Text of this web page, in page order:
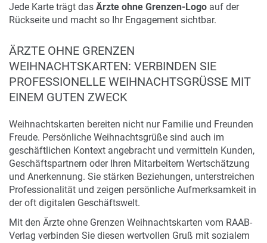
Jede Karte trägt das Ärzte ohne Grenzen-Logo auf der
Rückseite und macht so Ihr Engagement sichtbar.
ÄRZTE OHNE GRENZEN
WEIHNACHTSKARTEN: VERBINDEN SIE
PROFESSIONELLE WEIHNACHTSGRÜSSE MIT E
INEM GUTEN ZWECK
Weihnachtskarten bereiten nicht nur Familie und Freunden
Freude. Persönliche Weihnachtsgrüße sind auch im
geschäftlichen Kontext angebracht und vermitteln Kunden,
Geschäftspartnern oder Ihren Mitarbeitern Wertschätzung
und Anerkennung. Sie stärken Beziehungen, unterstreichen
Professionalität und zeigen persönliche Aufmerksamkeit in
der oft digitalen Geschäftswelt.
Mit den Ärzte ohne Grenzen Weihnachtskarten vom RAAB-
Verlag verbinden Sie diesen wertvollen Gruß mit sozialem